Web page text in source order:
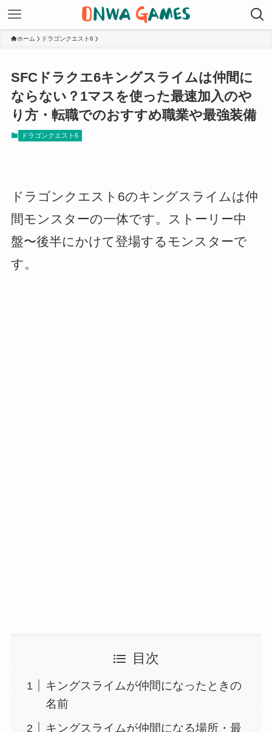
ホーム ドラゴンクエスト6
SFCドラクエ6キングスライムは仲間に
ならない？1マスを使った最速加入のや
り方・転職でのおすすめ職業や最強装備
ドラゴンクエスト6
ドラゴンクエスト6のキングスライムは仲
間モンスターの一体です。ストーリー中
盤〜後半にかけて登場するモンスターで
す。
目次
キングスライムが仲間になったときの
名前
キングスライムが仲間になる場所・最